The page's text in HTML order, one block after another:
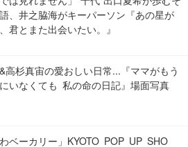
、井之脇海がキーパーソン『あの星が
君とまた出会いたい。』
&高杉真宙の愛おしい日常...『ママがもう
いなくても 私の命の日記』場面写真
わベーカリー」KYOTO POP UP SHO